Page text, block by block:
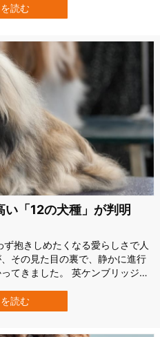
どもと同じ様に助けようとして
い印象があります。 この違い
読む
「12の犬種」が判明
抱きしめたくなる愛らしさで人
その見た目の裏で、静かに進行
てきました。 英ケンブリッジ大
吸障害のリスクが確認されたの
？ 研究の詳細は2026年2月1…
読む